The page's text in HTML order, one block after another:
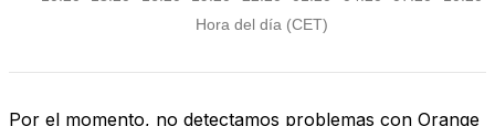
Por el momento, no detectamos problemas con Orange